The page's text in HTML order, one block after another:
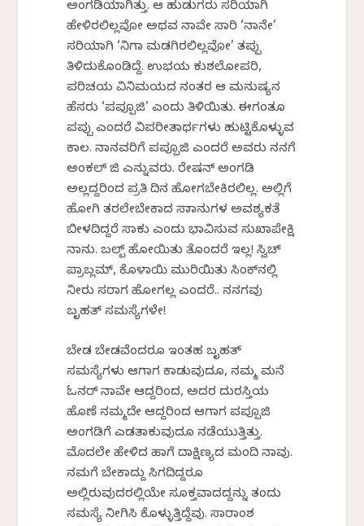
ಅಂಗಡಿಯಾಗಿತ್ತು. ಆ ಹುಡುಗರು ಸರಿಯಾಗಿ
ಹೇಳಿರಲಿಲ್ಲವೋ ಅಥವ ನಾವೇ ಸಾರಿ ‘ನಾನೇ’
ಸರಿಯಾಗಿ ‘ನಿಗಾ ಮಡಗಿರಲಿಲ್ಲವೋ’ ತಪ್ಪು
ತಿಳಿದುಕೊಂಡಿದ್ದೆ. ಉಭಯ ಕುಶಲೋಪರಿ,
ಪರಿಚಯ ವಿನಿಮಯದ ನಂತರ ಆ ಮನುಷ್ಯನ
ಹೆಸರು ‘ಪಪ್ಪೂಜಿ’ ಎಂದು ತಿಳಿಯಿತು. ಈಗಂತೂ
ಪಪ್ಪು ಎಂದರೆ ವಿಪರೀತಾರ್ಥಗಳು ಹುಟ್ಟಿಕೊಳ್ಳುವ
ಕಾಲ. ನಾನವರಿಗೆ ಪಪ್ಪೂಜಿ ಎಂದರೆ ಅವರು ನನಗೆ
ಅಂಕಲ್ ಜಿ ಎನ್ನುವರು. ರೇಷನ್ ಅಂಗಡಿ
ಅಲ್ಲದ್ದರಿಂದ ಪ್ರತಿ ದಿನ ಹೋಗಬೇಕಿರಲಿಲ್ಲ. ಅಲ್ಲಿಗೆ
ಹೋಗಿ ತರಲೇಬೇಕಾದ ಸಾಮಾನುಗಳ ಅವಶ್ಯಕತೆ
ಬೀಳದಿದ್ದರೆ ಸಾಕು ಎಂದು ಭಾವಿಸುವ ಸುಖಾಪೇಕ್ಷಿ
ನಾನು. ಬಲ್ಬ್ ಹೋಯಿತು ತೊಂದರೆ ಇಲ್ಲ! ಸ್ವಿಚ್
ಪ್ರಾಬ್ಲಮ್, ಕೊಳಾಯಿ ಮುರಿಯಿತು ಸಿಂಕ್‌ನಲ್ಲಿ
ನೀರು ಸರಾಗ ಹೋಗಲ್ಲ ಎಂದರೆ.. ನನಗವು
ಬೃಹತ್ ಸಮಸ್ಯೆಗಳೇ!
ಬೇಡ ಬೇಡವೆಂದರೂ ಇಂತಹ ಬೃಹತ್
ಸಮಸ್ಯೆಗಳು ಆಗಾಗ ಕಾಡುವುದೂ, ನಮ್ಮ ಮನೆ
ಓನರ್ ನಾವೇ ಆದ್ದರಿಂದ, ಅದರ ದುರಸ್ತಿಯ
ಹೊಣೆ ನಮ್ಮದೇ ಆದ್ದರಿಂದ ಆಗಾಗ ಪಪ್ಪೂಜಿ
ಅಂಗಡಿಗೆ ಎಡತಾಕುವುದೂ ನಡೆಯುತ್ತಿತ್ತು.
ಮೊದಲೇ ಹೇಳಿದ ಹಾಗೆ ದಾಕ್ಷಿಣ್ಯದ ಮಂದಿ ನಾವು.
ನಮಗೆ ಬೇಕಾದ್ದು ಸಿಗದಿದ್ದರೂ
ಅಲ್ಲಿರುವುದರಲ್ಲಿಯೇ ಸೂಕ್ತವಾದದ್ದನ್ನು ತಂದು
ಸಮಸ್ಯೆ ನೀಗಿಸಿ ಕೊಳ್ಳುತ್ತಿದ್ದೆವು. ಸಾರಾಂಶ